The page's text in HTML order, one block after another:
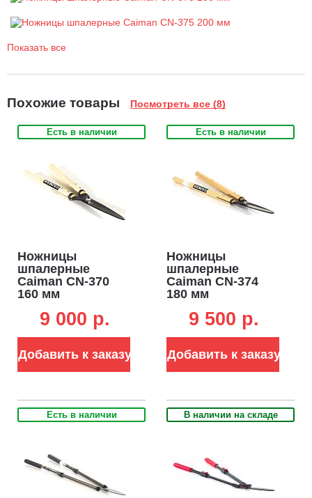
Длина лезвия: 200 мм.
Показать все
Похожие товары Посмотреть все (8)
Есть в наличии
Ножницы
шпалерные
Caiman CN-370
160 мм
9 000 p.
Добавить к заказу
Есть в наличии
Ножницы
шпалерные
Caiman CN-374
180 мм
9 500 p.
Добавить к заказу
Есть в наличии В наличии на складе